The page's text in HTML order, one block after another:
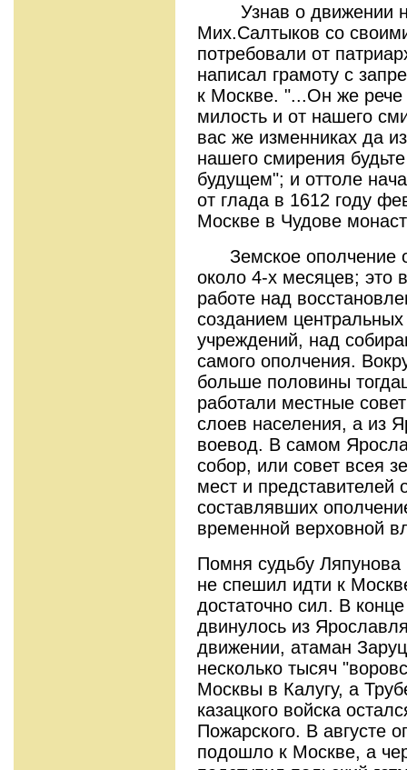
Узнав о движении
Мих.Салтыков со
потребовали от
написал грамоту с
к Москве. "...Он же
милость и от нашего
вас же изменниках да
нашего смирения
будущем"; и оттоле
от глада в 1612 году
Москве в Чудове
Земское ополчение
около 4-х месяцев; это
работе над
созданием
учреждений, над
самого ополчения.
больше половины
работали местные
слоев населения, а из
воевод. В самом
собор, или совет всея
мест и
составлявших
временной верховной
Помня судьбу
не спешил идти к
достаточно сил. В
двинулось из
движении, атаман
несколько тысяч
Москвы в Калугу, а
казацкого войска
Пожарского. В августе
подошло к Москве, а